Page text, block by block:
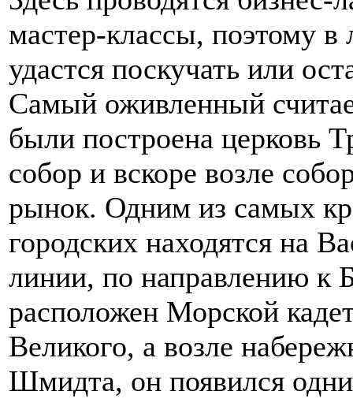
мастер-классы, поэтому
удастся поскучать или
Самый оживленный
были построена церковь
собор и вскоре возле
рынок. Одним из самых
городских находятся на
линии, по направлению к
расположен Морской
Великого, а возле
Шмидта, он появился